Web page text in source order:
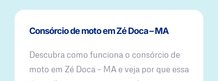
Consórcio de moto em Zé Doca – MA
Descubra como funciona o consórcio de
moto em Zé Doca – MA e veja por que essa